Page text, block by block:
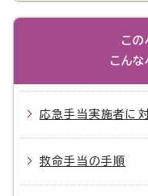
この
こん
応急手当実施者に
救命手当の手順